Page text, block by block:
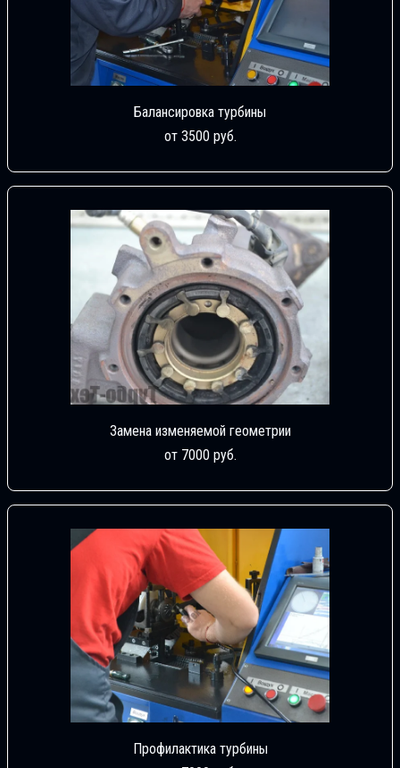
Балансировка турбины
от 3500 руб.
Замена изменяемой геометрии
от 7000 руб.
Профилактика турбины